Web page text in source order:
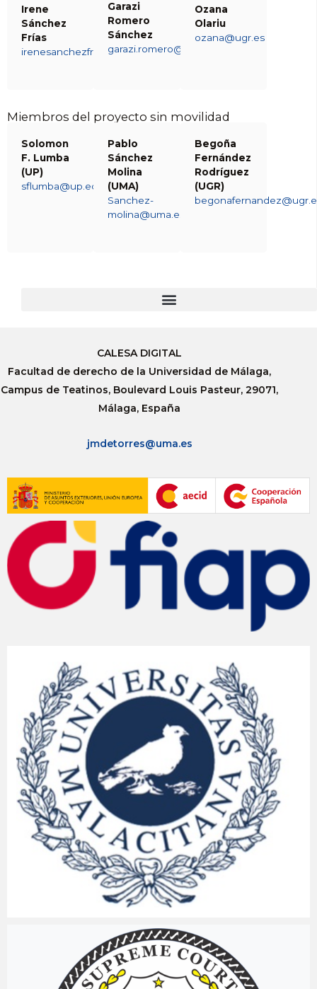
Irene
Sánchez
Frías
irenesanchezfrias@uma.es
Garazi
Romero
Sánchez
garazi.romero@deusto.es
Ozana
Olariu
ozana@ugr.es
Miembros del proyecto sin movilidad
Solomon
F. Lumba
(UP)
sflumba@up.edu.ph
Pablo
Sánchez
Molina
(UMA)
Sanchez-
molina@uma.es
Begoña
Fernández
Rodríguez
(UGR)
CALESA DIGITAL
Facultad de derecho de la Universidad de Málaga,
Campus de Teatinos, Boulevard Louis Pasteur, 29071,
Málaga, España
jmdetorres@uma.es